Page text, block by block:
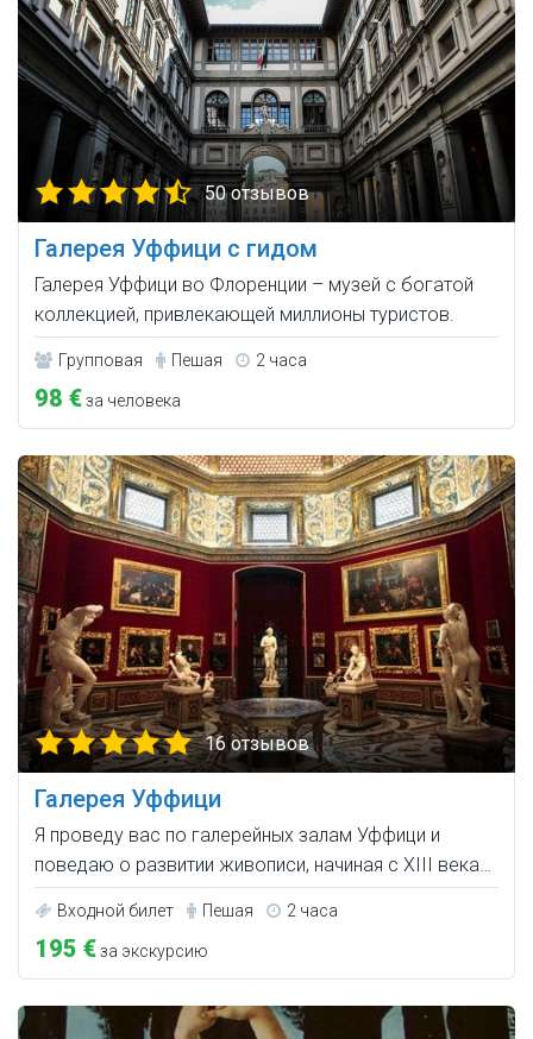
50 отзывов
Галерея Уффици с гидом
Галерея Уффици во Флоренции – музей с богатой
коллекцией, привлекающей миллионы туристов.
Групповая Пешая 2 часа
98 €за человека
16 отзывов
Галерея Уффици
Я проведу вас по галерейных залам Уффици и
поведаю о развитии живописи, начиная с XIII века…
Входной билет Пешая 2 часа
195 €за экскурсию